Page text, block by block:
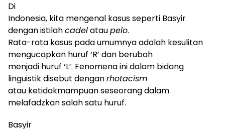
Di
Indonesia, kita mengenal kasus seperti Basyir
dengan istilahcadelataupelo.
Rata-rata kasus pada umumnya adalah kesulitan
mengucapkan huruf ‘R’ dan berubah
menjadi huruf ‘L’. Fenomena ini dalam bidang
linguistik disebut denganrhotacism
atau ketidakmampuan seseorang dalam
melafadzkan salah satu huruf.
Basyir